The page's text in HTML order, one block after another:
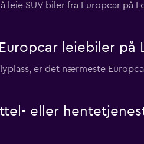
leie SUV biler fra Europcar
leiebiler på
er det nærmeste
eller